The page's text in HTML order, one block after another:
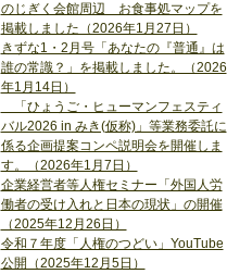
のじぎく会館周辺 お食事処マップを
掲載しました（2026年1月27日）
きずな1・2月号「あなたの『普通』は
誰の常識？」を掲載しました。（2026
年1月14日）
「ひょうご・ヒューマンフェスティ
バル2026 in みき(仮称)」等業務委託に
係る企画提案コンペ説明会を開催しま
す。（2026年1月7日）
企業経営者等人権セミナー「外国人労
働者の受け入れと日本の現状」の開催
（2025年12月26日）
令和７年度「人権のつどい」YouTube
公開（2025年12月5日）